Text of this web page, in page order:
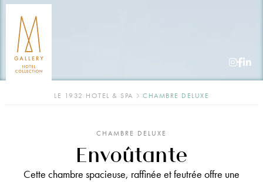
LE 1932 HOTEL & SPA CHAMBRE DELUXE
CHAMBRE DELUXE
Envoûtante
Cette chambre spacieuse, raffinée et feutrée offre une